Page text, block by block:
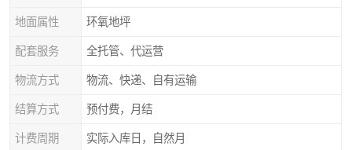
地面属性 环氧地坪
配套服务 全托管、代运营
物流方式 物流、快递、自有运输
结算方式 预付费，月结
计费周期 实际入库日，自然月